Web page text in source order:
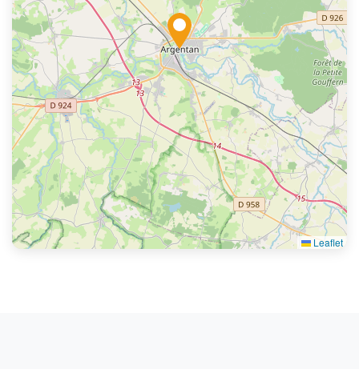
Leaflet